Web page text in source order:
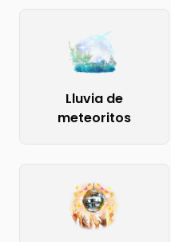
Lluvia de
meteoritos